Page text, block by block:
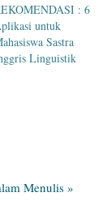
: 6
untuk
Sastra
Linguistik
Menulis »